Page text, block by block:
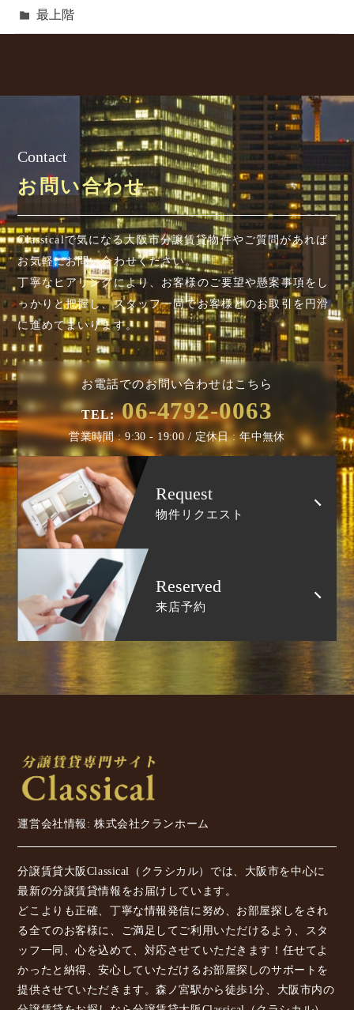
最上階
Contact
お問い合わせ
Classicalで気になる大阪市分譲賃貸物件やご質問があれば
お気軽にお問い合わせください。
丁寧なヒアリングにより、お客様のご要望や懸案事項を し
っかりと把握し、スタッフ一同でお客様とのお取引を円滑
に進めてまいります。
お電話でのお問い合わせはこちら
TEL: 06-4792-0063
営業時間 : 9:30 - 19:00 / 定休日 : 年中無休
Request
物件リクエスト
Reserved
来店予約
運営会社情報: 株式会社クランホーム
分譲賃貸大阪Classical（クラシカル）では、大阪市を中心に
最新の分譲賃貸情報をお届けしています。
どこよりも正確、丁寧な情報発信に努め、お部屋探しをされ
る全てのお客様に、ご満足してご利用いただけるよう、スタ
ッフ一同、心を込めて、対応させていただきます！任せてよ
かったと納得、安心していただけるお部屋探しのサポートを
提供させていただきます。森ノ宮駅から徒歩1分、大阪市内の